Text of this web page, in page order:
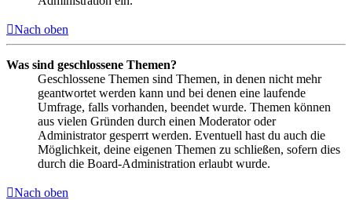
Nach oben
Was sind geschlossene Themen?
Geschlossene Themen sind Themen, in denen nicht mehr
geantwortet werden kann und bei denen eine laufende
Umfrage, falls vorhanden, beendet wurde. Themen können
aus vielen Gründen durch einen Moderator oder
Administrator gesperrt werden. Eventuell hast du auch die
Möglichkeit, deine eigenen Themen zu schließen, sofern dies
durch die Board-Administration erlaubt wurde.
Nach oben